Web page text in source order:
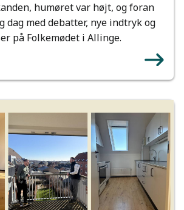
humøret var højt, og foran
dag med debatter, nye indtryk og
på Folkemødet i Allinge.